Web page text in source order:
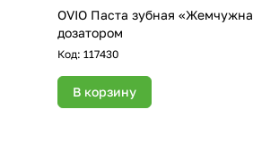
OVIO Паста зубная
дозатором
Код:117430
В корзину